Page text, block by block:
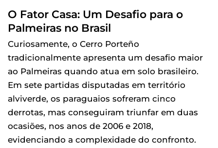
O Fator Casa: Um Desafio para o
Palmeiras no Brasil
Curiosamente, o Cerro Porteño
tradicionalmente apresenta um desafio maior
ao Palmeiras quando atua em solo brasileiro.
Em sete partidas disputadas em território
alviverde, os paraguaios sofreram cinco
derrotas, mas conseguiram triunfar em duas
ocasiões, nos anos de 2006 e 2018,
evidenciando a complexidade do confronto.